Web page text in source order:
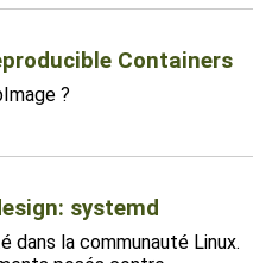
Containers
?
systemd
dans la communauté Linux.